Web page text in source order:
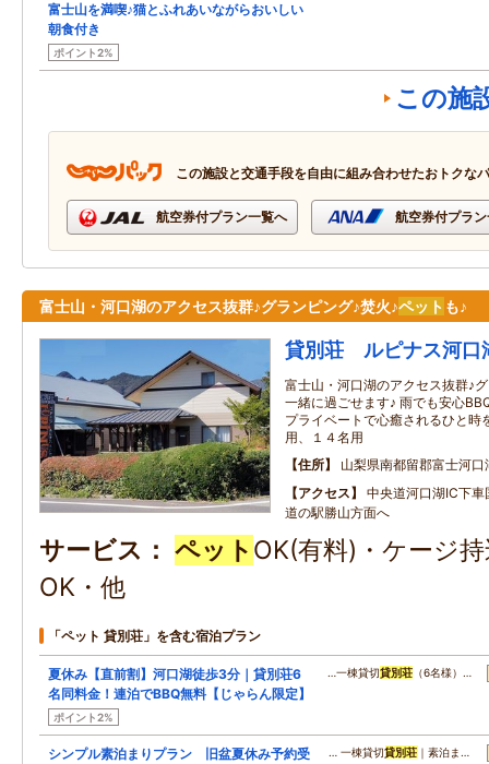
富士山を満喫♪猫とふれあいながらおいしい
朝食付き
ポイント2%
この施
この施設と交通手段を自由に組み合わせたおトクな
航空券付プラン一覧へ 航空券付プラ
富士山・河口湖のアクセス抜群♪グランピング♪焚火♪ペット も♪
貸別荘 ルピナス河口
富士山・河口湖のアクセス抜群♪
一緒に過ごせます♪ 雨でも安心
プライベートで心癒されるひと時
用、１４名用
住所
山梨県南都留郡富士河
アクセス
中央道河口湖IC下
道の駅勝山方面へ
サービス ペット OK(有料)・ケージ
OK・他
「ペット 貸別荘」を含む宿泊プラン
夏休み【直前割】河口湖徒歩3分｜貸別荘6
名同料金！連泊でBBQ無料【じゃらん限定】
ポイント2%
…一棟貸切貸別荘 （6名様）…
シンプル素泊まりプラン 旧盆夏休み予約受
… 一棟貸切貸別荘 ｜素泊ま…